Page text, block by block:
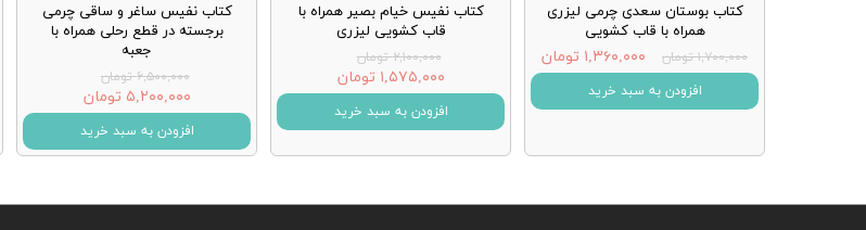
کتاب بوستان سعدی چرمی لیزری
همراه با قاب کشویی
۱,۷۰۰,۰۰۰ تومان ۱,۳۶۰,۰۰۰ تومان
افزودن به سبد خرید
کتاب نفیس خیام بصیر همراه با
قاب کشویی لیزری
۲,۱۰۰,۰۰۰ تومان
۱,۵۷۵,۰۰۰ تومان
افزودن به سبد خرید
کتاب نفیس ساغر و ساقی چرمی
برجسته در قطع رحلی همراه با
جعبه
۶,۵۰۰,۰۰۰ تومان
۵,۲۰۰,۰۰۰ تومان
افزودن به سبد خرید